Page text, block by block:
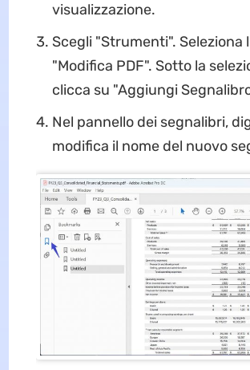
visualizzazione.
Scegli "Strumenti". Seleziona
"Modifica PDF". Sotto la
clicca su "Aggiungi
Nel pannello dei segnalibri,
modifica il nome del nuovo